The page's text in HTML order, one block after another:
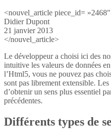
<nouvel_article piece_id=
Didier Dupont
21 janvier 2013
</nouvel_article>
Le développeur a choisi ici des
intuitive les valeurs de données
l’Html5, vous ne pouvez pas
sont pas librement extensible.
d’obtenir un sens plus essentiel
précédentes.
Différents types de